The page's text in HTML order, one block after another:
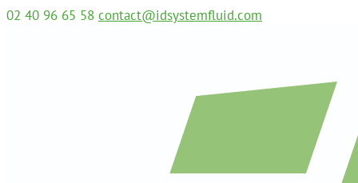
02 40 96 65 58 contact@idsystemfluid.com